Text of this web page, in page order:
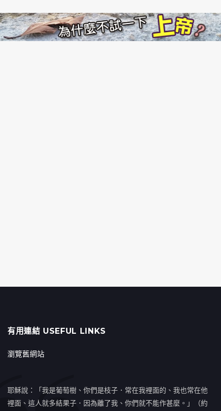
有用連結 USEFUL LINKS
瀏覽舊網站
耶穌說：「我是葡萄樹、你們是枝子．常在我裡面的、我也常在他
裡面、這人就多結果子．因為離了我、你們就不能作甚麼。」（約